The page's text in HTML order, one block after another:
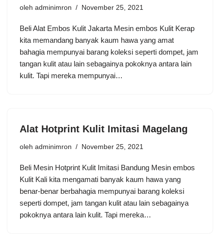
oleh adminimron November 25, 2021
Beli Alat Embos Kulit Jakarta Mesin embos Kulit Kerap
kita memandang banyak kaum hawa yang amat
bahagia mempunyai barang koleksi seperti dompet, jam
tangan kulit atau lain sebagainya pokoknya antara lain
kulit. Tapi mereka mempunyai…
Alat Hotprint Kulit Imitasi Magelang
oleh adminimron November 25, 2021
Beli Mesin Hotprint Kulit Imitasi Bandung Mesin embos
Kulit Kali kita mengamati banyak kaum hawa yang
benar-benar berbahagia mempunyai barang koleksi
seperti dompet, jam tangan kulit atau lain sebagainya
pokoknya antara lain kulit. Tapi mereka…